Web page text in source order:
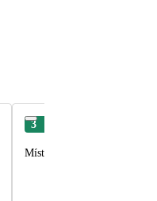
3
Místo chození od náměstí k